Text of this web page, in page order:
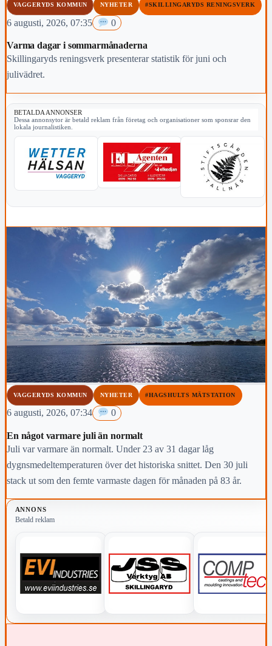
VAGGERYDS KOMMUN NYHETER #SKILLINGARYDS RENINGSVERK
6 augusti, 2026, 07:35 0
Varma dagar i sommarmånaderna
Skillingaryds reningsverk presenterar statistik för juni och
julivädret.
BETALDA ANNONSER
Dessa annonsytor är betald reklam från företag och organisationer som sponsrar den
lokala journalistiken.
VAGGERYDS KOMMUN NYHETER #HAGSHULTS MÄTSTATION
6 augusti, 2026, 07:34 0
En något varmare juli än normalt
Juli var varmare än normalt. Under 23 av 31 dagar låg
dygnsmedeltemperaturen över det historiska snittet. Den 30 juli
stack ut som den femte varmaste dagen för månaden på 83 år.
ANNONS
Betald reklam